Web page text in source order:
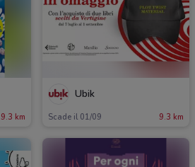
9.3 km
Ubik
Scade il 01/09 9.3 km